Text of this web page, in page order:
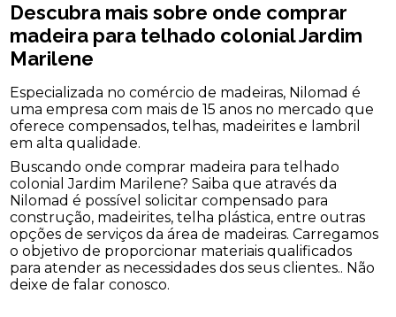
Descubra mais sobre onde comprar
madeira para telhado colonial Jardim
Marilene
Especializada no comércio de madeiras, Nilomad é
uma empresa com mais de 15 anos no mercado que
oferece compensados, telhas, madeirites e lambril
em alta qualidade.
Buscando onde comprar madeira para telhado
colonial Jardim Marilene? Saiba que através da
Nilomad é possível solicitar compensado para
construção, madeirites, telha plástica, entre outras
opções de serviços da área de madeiras. Carregamos
o objetivo de proporcionar materiais qualificados
para atender as necessidades dos seus clientes.. Não
deixe de falar conosco.